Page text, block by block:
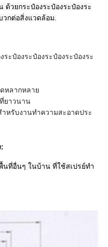
ด้วยกระป๋องระป๋องระป๋องระ
วกต่อสิ่งแวดล้อม.
ระป๋องระป๋องระป๋องระป๋องระ
หลากหลาย
ยาวนาน
หรับงานทําความสะอาดประ
นที่อื่นๆ ในบ้าน ที่ใช้สเปรย์ทํา